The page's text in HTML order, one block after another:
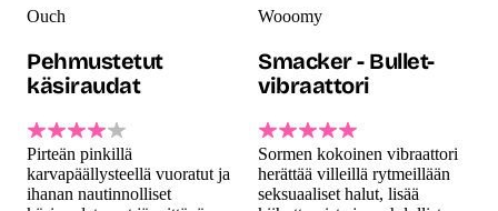
Ouch
Pehmustetut
käsiraudat
Pirteän pinkillä
karvapäällysteellä vuoratut ja
ihanan nautinnolliset
Wooomy
Smacker - Bullet-
vibraattori
Sormen kokoinen vibraattori
herättää villeillä rytmeillään
seksuaaliset halut, lisää